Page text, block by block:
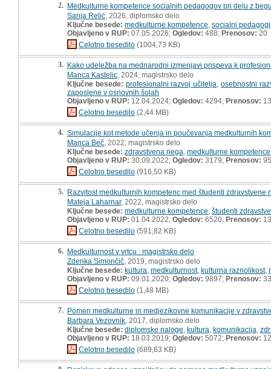
2. Medkulturne kompetence socialnih pedagogov pri delu z
Sanja Relić , 2026, diplomsko delo
Ključne besede: medkulturne kompetence socialni pedagogi
Objavljeno v RUP: 07.05.2026; Ogledov: 488; Prenosov: 20
Celotno besedilo (1004,73 KB)
3. Kako udeležba na mednarodni izmenjavi prispeva k
Manca Kastelic , 2024, magistrsko delo
Ključne besede: profesionalni razvoj učitelja ,osebnostni
zaposlene v osnovnih šolah
Objavljeno v RUP: 12.04.2024; Ogledov: 4294; Prenosov:
Celotno besedilo (2,44 MB)
4. Simulacije kot metode učenja in poučevanja medkulturnih
Manca Beč , 2022, magistrsko delo
Ključne besede: zdravstvena nega medkulturne kompetence
Objavljeno v RUP: 30.09.2022; Ogledov: 3179; Prenosov: 95
Celotno besedilo (916,50 KB)
5. Razvitost medkulturnih kompetenc med študenti zdravstvene
Mateja Laharnar, 2022, magistrsko delo
Ključne besede: medkulturne kompetence študenti
Objavljeno v RUP: 01.04.2022; Ogledov: 6520; Prenosov:
Celotno besedilo (591,82 KB)
6. Medkulturnost v vrtcu : magistrsko delo
Zdenka Simončič , 2019, magistrsko delo
Ključne besede: kultura medkulturnost, kulturna raznolikost,
Objavljeno v RUP: 09.01.2020; Ogledov: 9897; Prenosov:
Celotno besedilo (1,48 MB)
7. Pomen medkulturne in medjezikovne komunikacije v
Barbara Vezovnik , 2017, diplomsko delo
Ključne besede: diplomske naloge kultura komunikacija
Objavljeno v RUP: 18.03.2019; Ogledov: 5072; Prenosov:
Celotno besedilo (689,63 KB)